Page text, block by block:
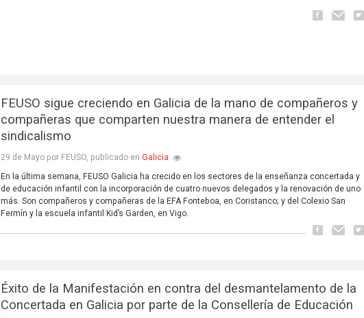
FEUSO sigue creciendo en Galicia de la mano de compañeros y
compañeras que comparten nuestra manera de entender el
sindicalismo
29 de Mayo por FEUSO, publicado enGalicia
En la última semana, FEUSO Galicia ha crecido en los sectores de la enseñanza concertada y
de educación infantil con la incorporación de cuatro nuevos delegados y la renovación de uno
más. Son compañeros y compañeras de la EFA Fonteboa, en Coristanco; y del Colexio San
Fermín y la escuela infantil Kid’s Garden, en Vigo.
Éxito de la Manifestación en contra del desmantelamento de la
Concertada en Galicia por parte de la Consellería de Educación